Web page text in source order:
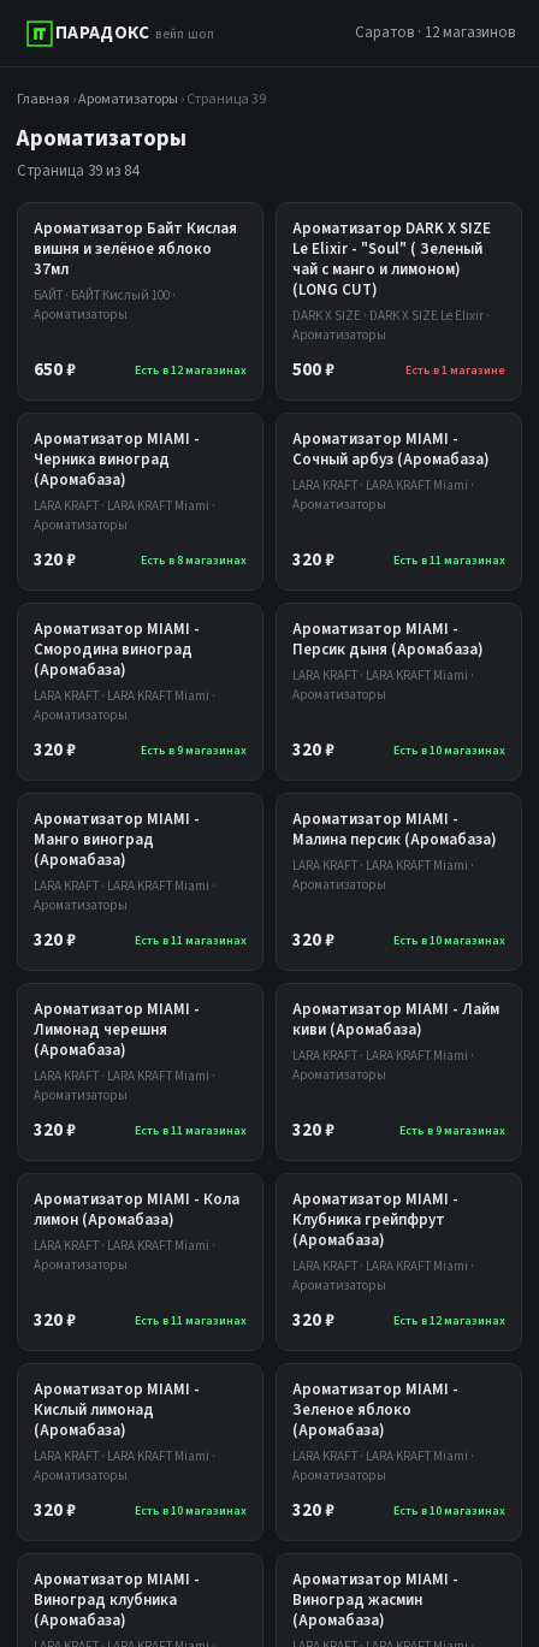
ПАРАДОКС вейп шоп Саратов · 12 магазинов
Главная ›Ароматизаторы › Страница 39
Ароматизаторы
Страница 39 из 84
Ароматизатор Байт Кислая
вишня и зелёное яблоко
37мл
БАЙТ · БАЙТ Кислый 100 ·
Ароматизаторы
650 ₽ Есть в 12 магазинах
Ароматизатор DARK X SIZE
Le Elixir - "Soul" ( Зеленый
чай с манго и лимоном)
(LONG CUT)
DARK X SIZE · DARK X SIZE Le Elixir ·
Ароматизаторы
500 ₽ Есть в 1 магазине
Ароматизатор MIAMI -
Черника виноград
(Аромабаза)
LARA KRAFT · LARA KRAFT Miami ·
Ароматизаторы
320 ₽ Есть в 8 магазинах
Ароматизатор MIAMI -
Сочный арбуз (Аромабаза)
LARA KRAFT · LARA KRAFT Miami ·
Ароматизаторы
320 ₽ Есть в 11 магазинах
Ароматизатор MIAMI -
Смородина виноград
(Аромабаза)
LARA KRAFT · LARA KRAFT Miami ·
Ароматизаторы
320 ₽ Есть в 9 магазинах
Ароматизатор MIAMI -
Персик дыня (Аромабаза)
LARA KRAFT · LARA KRAFT Miami ·
Ароматизаторы
320 ₽ Есть в 10 магазинах
Ароматизатор MIAMI -
Манго виноград
(Аромабаза)
LARA KRAFT · LARA KRAFT Miami ·
Ароматизаторы
320 ₽ Есть в 11 магазинах
Ароматизатор MIAMI -
Малина персик (Аромабаза)
LARA KRAFT · LARA KRAFT Miami ·
Ароматизаторы
320 ₽ Есть в 10 магазинах
Ароматизатор MIAMI -
Лимонад черешня
(Аромабаза)
LARA KRAFT · LARA KRAFT Miami ·
Ароматизаторы
320 ₽ Есть в 11 магазинах
Ароматизатор MIAMI - Лайм
киви (Аромабаза)
LARA KRAFT · LARA KRAFT Miami ·
Ароматизаторы
320 ₽ Есть в 9 магазинах
Ароматизатор MIAMI - Кола
лимон (Аромабаза)
LARA KRAFT · LARA KRAFT Miami ·
Ароматизаторы
320 ₽ Есть в 11 магазинах
Ароматизатор MIAMI -
Клубника грейпфрут
(Аромабаза)
LARA KRAFT · LARA KRAFT Miami ·
Ароматизаторы
320 ₽ Есть в 12 магазинах
Ароматизатор MIAMI -
Кислый лимонад
(Аромабаза)
LARA KRAFT · LARA KRAFT Miami ·
Ароматизаторы
320 ₽ Есть в 10 магазинах
Ароматизатор MIAMI -
Зеленое яблоко
(Аромабаза)
LARA KRAFT · LARA KRAFT Miami ·
Ароматизаторы
320 ₽ Есть в 10 магазинах
Ароматизатор MIAMI -
Виноград клубника
(Аромабаза)
Ароматизатор MIAMI -
Виноград жасмин
(Аромабаза)